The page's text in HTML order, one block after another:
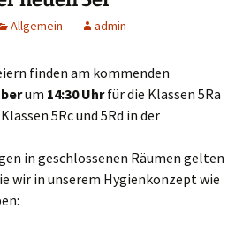
Allgemein admin
finden am kommenden
um 14:30 Uhrfür die Klassen 5Ra
5Rc und 5Rd in der
in geschlossenen Räumen gelten
wir in unserem Hygienkonzept wie